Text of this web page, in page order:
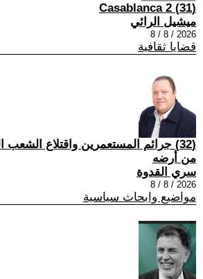
(31) Casablanca 2
ميشيل الرائي
2026 / 8 / 8
قضايا ثقافية
(32) جرائم المستعمرين واقتلاع
من أرضه
سري القدوة
2026 / 8 / 8
مواضيع وابحاث سياسية